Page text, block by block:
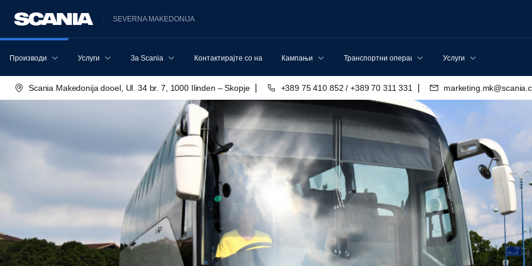
SEVERNA MAKEDONIJA
Производи Услуги За Scania Контактирајте со нас Кампањи Транспортни операции Услуги
Scania Makedonija dooel, Ul. 34 br. 7, 1000 Ilinden – Skopje +389 75 410 852 / +389 70 311 331